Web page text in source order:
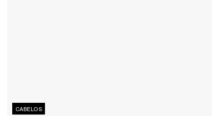
CABELOS